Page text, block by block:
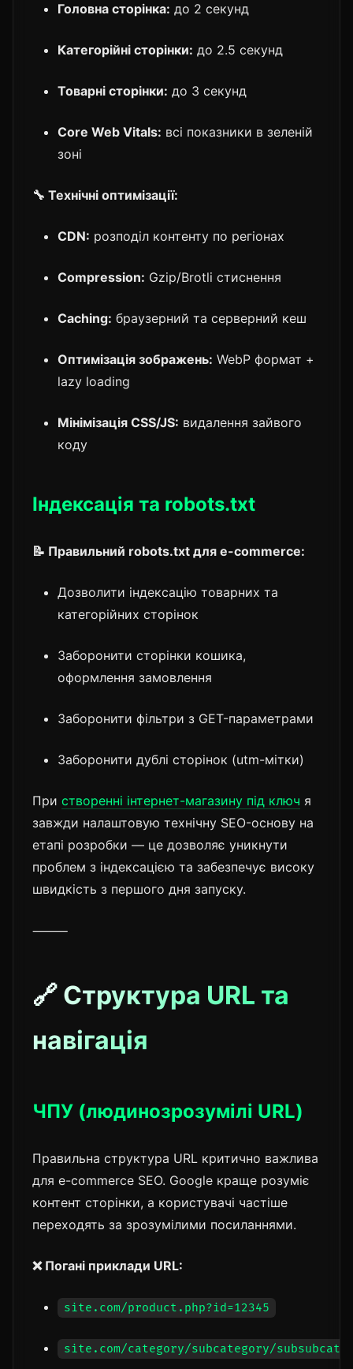
Головна сторінка: до 2 секунд
Категорійні сторінки: до 2.5 секунд
Товарні сторінки: до 3 секунд
Core Web Vitals: всі показники в зеленій
зоні
🔧 Технічні оптимізації:
CDN: розподіл контенту по регіонах
Compression: Gzip/Brotli стиснення
Caching: браузерний та серверний кеш
Оптимізація зображень: WebP формат +
lazy loading
Мінімізація CSS/JS: видалення зайвого
коду
Індексація та robots.txt
📝 Правильний robots.txt для e-commerce:
Дозволити індексацію товарних та
категорійних сторінок
Заборонити сторінки кошика,
оформлення замовлення
Заборонити фільтри з GET-параметрами
Заборонити дублі сторінок (utm-мітки)
При створенні інтернет-магазину під ключ я
завжди налаштовую технічну SEO-основу на
етапі розробки — це дозволяє уникнути
проблем з індексацією та забезпечує високу
швидкість з першого дня запуску.
⸻
🔗 Структура URL та
навігація
ЧПУ (людинозрозумілі URL)
Правильна структура URL критично важлива
для e-commerce SEO. Google краще розуміє
контент сторінки, а користувачі частіше
переходять за зрозумілими посиланнями.
❌ Погані приклади URL:
site.com/product.php?id=12345
site.com/category/subcategory/